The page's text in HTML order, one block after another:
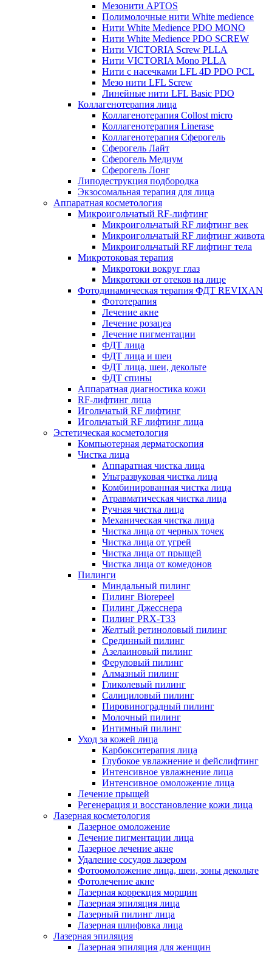
Мезонити APTOS
Полимолочные нити White medience
Нити White Medience PDO MONO
Нити White Medience PDO SCREW
Нити VICTORIA Screw PLLA
Нити VICTORIA Mono PLLA
Нити с насечками LFL 4D PDO PCL
Мезо нити LFL Screw
Линейные нити LFL Basic PDO
Коллагенотерапия лица
Коллагенотерапия Collost micro
Коллагенотерапия Linerase
Коллагенотерапия Сферогель
Сферогель Лайт
Сферогель Медиум
Сферогель Лонг
Липодеструкция подбородка
Экзосомальная терапия для лица
Аппаратная косметология
Микроигольчатый RF-лифтинг
Микроигольчатый RF лифтинг век
Микроигольчатый RF лифтинг живота
Микроигольчатый RF лифтинг тела
Микротоковая терапия
Микротоки вокруг глаз
Микротоки от отеков на лице
Фотодинамическая терапия ФДТ REVIXAN
Фототерапия
Лечение акне
Лечение розацеа
Лечение пигментации
ФДТ лица
ФДТ лица и шеи
ФДТ лица, шеи, декольте
ФДТ спины
Аппаратная диагностика кожи
RF-лифтинг лица
Игольчатый RF лифтинг
Игольчатый RF лифтинг лица
Эстетическая косметология
Компьютерная дерматоскопия
Чистка лица
Аппаратная чистка лица
Ультразвуковая чистка лица
Комбинированная чистка лица
Атравматическая чистка лица
Ручная чистка лица
Механическая чистка лица
Чистка лица от черных точек
Чистка лица от угрей
Чистка лица от прыщей
Чистка лица от комедонов
Пилинги
Миндальный пилинг
Пилинг Biorepeel
Пилинг Джесснера
Пилинг PRX-T33
Желтый ретиноловый пилинг
Срединный пилинг
Азелаиновый пилинг
Феруловый пилинг
Алмазный пилинг
Гликолевый пилинг
Салициловый пилинг
Пировиноградный пилинг
Молочный пилинг
Интимный пилинг
Уход за кожей лица
Карбокситерапия лица
Глубокое увлажнение и фейслифтинг
Интенсивное увлажнение лица
Интенсивное омоложение лица
Лечение прыщей
Регенерация и восстановление кожи лица
Лазерная косметология
Лазерное омоложение
Лечение пигментации лица
Лазерное лечение акне
Удаление сосудов лазером
Фотоомоложение лица, шеи, зоны декольте
Фотолечение акне
Лазерная коррекция морщин
Лазерная эпиляция лица
Лазерный пилинг лица
Лазерная шлифовка лица
Лазерная эпиляция
Лазерная эпиляция для женщин